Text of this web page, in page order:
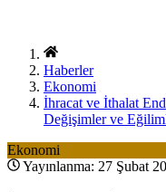
Haberler
Ekonomi
İhracat ve İthalat
Değişimler ve
Ekonomi
Yayınlanma: 27 Şubat